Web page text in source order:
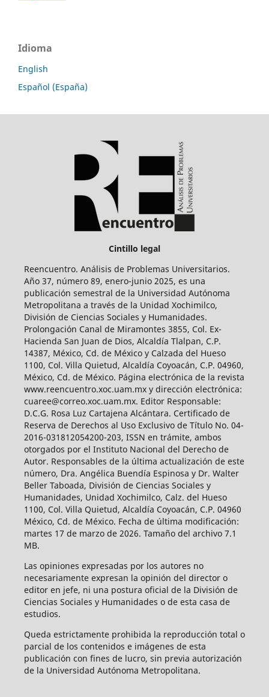
Idioma
English
Español (España)
Cintillo legal
Reencuentro. Análisis de Problemas Universitarios.
Año 37, número 89, enero-junio 2025, es una
publicación semestral de la Universidad Autónoma
Metropolitana a través de la Unidad Xochimilco,
División de Ciencias Sociales y Humanidades.
Prolongación Canal de Miramontes 3855, Col. Ex-
Hacienda San Juan de Dios, Alcaldía Tlalpan, C.P.
14387, México, Cd. de México y Calzada del Hueso
1100, Col. Villa Quietud, Alcaldía Coyoacán, C.P. 04960,
México, Cd. de México. Página electrónica de la revista
www.reencuentro.xoc.uam.mx y dirección electrónica:
cuaree@correo.xoc.uam.mx. Editor Responsable:
D.C.G. Rosa Luz Cartajena Alcántara. Certificado de
Reserva de Derechos al Uso Exclusivo de Título No. 04-
2016-031812054200-203, ISSN en trámite, ambos
otorgados por el Instituto Nacional del Derecho de
Autor. Responsables de la última actualización de este
número, Dra. Angélica Buendía Espinosa y Dr. Walter
Beller Taboada, División de Ciencias Sociales y
Humanidades, Unidad Xochimilco, Calz. del Hueso
1100, Col. Villa Quietud, Alcaldía Coyoacán, C.P. 04960
México, Cd. de México. Fecha de última modificación:
martes 17 de marzo de 2026. Tamaño del archivo 7.1
MB.
Las opiniones expresadas por los autores no
necesariamente expresan la opinión del director o
editor en jefe, ni una postura oficial de la División de
Ciencias Sociales y Humanidades o de esta casa de
estudios.
Queda estrictamente prohibida la reproducción total o
parcial de los contenidos e imágenes de esta
publicación con fines de lucro, sin previa autorización
de la Universidad Autónoma Metropolitana.